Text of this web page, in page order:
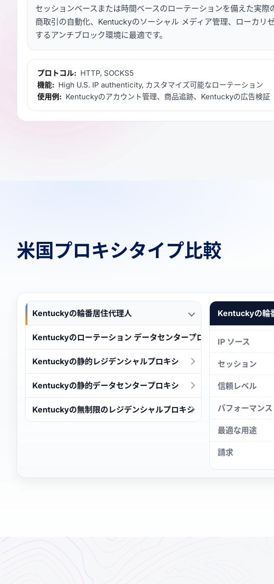
セッションベースまたは時間ベースのローテーションを備えた実
商取引の自動化、Kentuckyのソーシャル メディア管理、ローカリ
するアンチブロック環境に最適です。
プロトコル: HTTP, SOCKS5
機能: High U.S. IP authenticity, カスタマイズ可能なローテーション
使用例: Kentuckyのアカウント管理、商品追跡、Kentuckyの広告検証
米国プロキシタイプ比較
Kentuckyの輪番居住代理人
Kentuckyのローテーション データセンタープロキシ
Kentuckyの静的レジデンシャルプロキシ
Kentuckyの静的データセンタープロキシ
Kentuckyの無制限のレジデンシャルプロキシ
Kentuckyの輪
IP ソース
セッション
信頼レベル
パフォーマンス
最適な用途
請求